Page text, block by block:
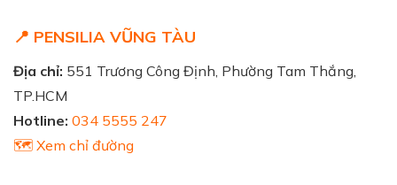
📍 PENSILIA VŨNG TÀU
Địa chỉ: 551 Trương Công Định, Phường Tam Thắng,
TP.HCM
Hotline: 034 5555 247
🗺️ Xem chỉ đường